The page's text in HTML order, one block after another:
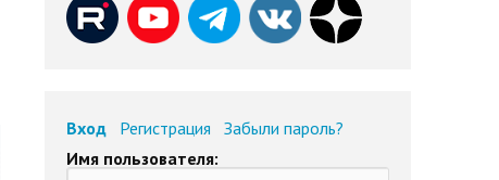
Вход Регистрация
Забыли пароль?
Имя пользователя: